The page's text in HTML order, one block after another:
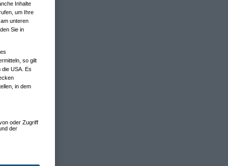
Inhalte
um Ihre
unteren
Sie in
so gilt
die USA. Es
in dem
oder Zugriff
der